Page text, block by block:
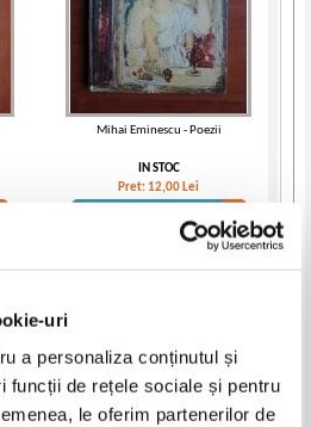
uri
a personaliza conținutul și
funcții de rețele sociale și pentru
le oferim partenerilor de
Mihai Eminescu - Poezii
IN STOC
Pret: 12,00 Lei
-35%